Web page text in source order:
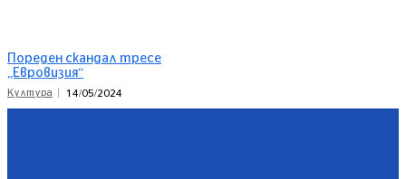
Пореден скандал тресе
„Евровизия“
Култура 14/05/2024